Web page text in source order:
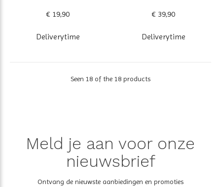
€ 19,90
Deliverytime
€ 39,90
Deliverytime
Seen 18 of the 18 products
Meld je aan voor onze
nieuwsbrief
Ontvang de nieuwste aanbiedingen en promoties